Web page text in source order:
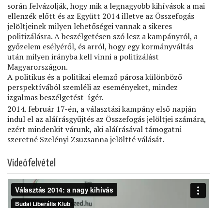
során felvázolják, hogy mik a legnagyobb kihívások a mai
ellenzék előtt és az Együtt 2014 illetve az Összefogás
jelöltjeinek milyen lehetőségei vannak a sikeres
politizálásra. A beszélgetésen szó lesz a kampányról, a
győzelem esélyéről, és arról, hogy egy kormányváltás
után milyen irányba kell vinni a politizálást
Magyarországon.
A politikus és a politikai elemző párosa különböző
perspektívából szemléli az eseményeket, mindez
izgalmas beszélgetést ígér.
2014. február 17-én, a választási kampány első napján
indul el az aláírásgyűjtés az Összefogás jelöltjei számára,
ezért mindenkit várunk, aki aláírásával támogatni
szeretné Szelényi Zsuzsanna jelöltté válását.
Videófelvétel